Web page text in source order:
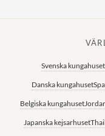
Svenska kungahuset
Danska kungahuset
Belgiska kungahuset
Japanska kejsarhuset